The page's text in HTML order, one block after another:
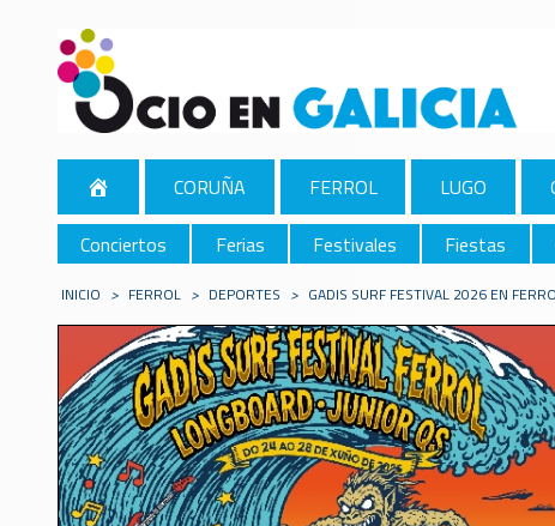
CORUÑA FERROL LUGO
Conciertos
Ferias Festivales Fiestas
INICIO > FERROL > DEPORTES > GADIS SURF FESTIVAL 2026 EN